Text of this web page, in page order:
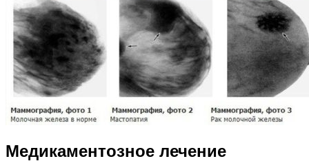
Медикаментозное лечение